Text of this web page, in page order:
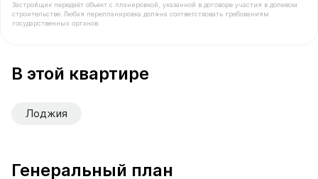
Застройщик передаёт объект с планировкой, указанной в договоре участия в долевом
строительстве. Любая перепланировка должна соответствовать требованиям
государственных органов.
В этой квартире
Лоджия
Генеральный план